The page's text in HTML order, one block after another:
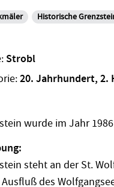
Historische
Strobl
20. Jahrhundert, 2.
wurde im Jahr
steht an der St.
des